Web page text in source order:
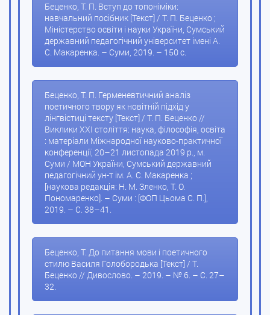
Беценко, Т. П. Вступ до топоніміки:
навчальний посібник [Текст] / Т. П. Беценко ;
Міністерство освіти і науки України, Сумський
державний педагогічний університет імені А.
С. Макаренка. – Суми, 2019. – 150 с.
Беценко, Т. П. Герменевтичний аналіз
поетичного твору як новітній підхід у
лінгвістиці тексту [Текст] / Т. П. Беценко //
Виклики XXI століття: наука, філософія, освіта
: матеріали Міжнародної науково-практичної
конференції, 20–21 листопада 2019 р., м.
Суми / МОН України, Сумський державний
педагогічний ун-т ім. А. С. Макаренка ;
[наукова редакція: Н. М. Зленко, Т. О.
Пономаренко]. – Суми : [ФОП Цьома С. П.],
2019. – С. 38–41.
Беценко, Т. До питання мови і поетичного
стилю Василя Голобородька [Текст] / Т.
Беценко // Дивослово. – 2019. – № 6. – С. 27–
32.